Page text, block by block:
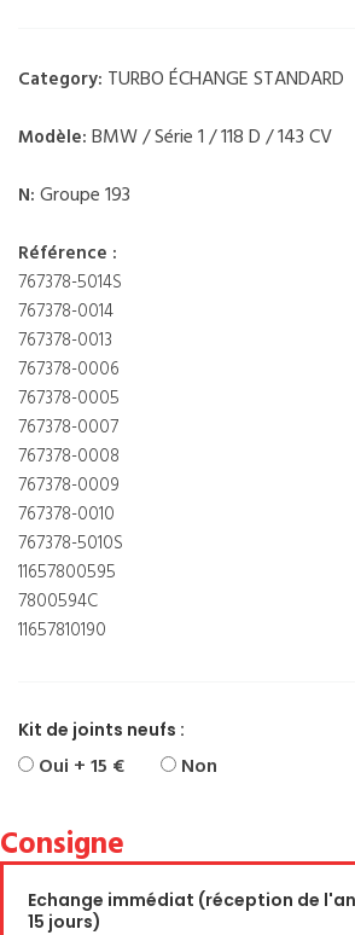
Category: TURBO ÉCHANGE STANDARD
Modèle: BMW / Série 1 / 118 D / 143 CV
N: Groupe 193
Référence :
767378-5014S
767378-0014
767378-0013
767378-0006
767378-0005
767378-0007
767378-0008
767378-0009
767378-0010
767378-5010S
11657800595
7800594C
11657810190
Kit de joints neufs :
Oui + 15 € Non
Consigne
Echange immédiat (réception de
15 jours)